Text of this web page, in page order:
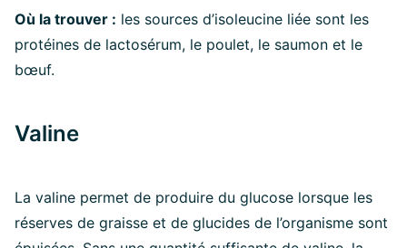
Où la trouver : les sources d’isoleucine liée sont les
protéines de lactosérum, le poulet, le saumon et le
bœuf.
Valine
La valine permet de produire du glucose lorsque les
réserves de graisse et de glucides de l’organisme sont